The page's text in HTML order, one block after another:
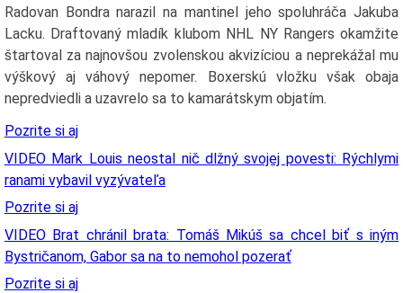
Radovan Bondra narazil na mantinel jeho spoluhráča Jakuba
Lacku. Draftovaný mladík klubom NHL NY Rangers okamžite
štartoval za najnovšou zvolenskou akvizíciou a neprekážal mu
výškový aj váhový nepomer. Boxerskú vložku však obaja
nepredviedli a uzavrelo sa to kamarátskym objatím.
Pozrite si aj
VIDEO Mark Louis neostal nič dlžný svojej povesti: Rýchlymi
ranami vybavil vyzývateľa
Pozrite si aj
VIDEO Brat chránil brata: Tomáš Mikúš sa chcel biť s iným
Bystričanom, Gabor sa na to nemohol pozerať
Pozrite si aj